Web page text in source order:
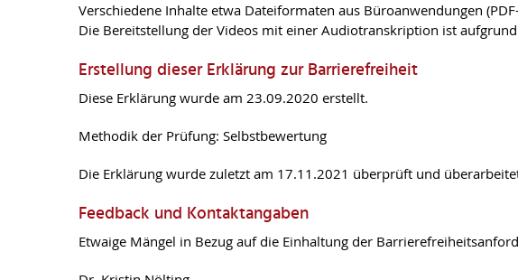
Verschiedene Inhalte etwa Dateiformaten aus Büroanwendungen
Die Bereitstellung der Videos mit einer Audiotranskription ist
Erstellung dieser Erklärung zur Barrierefreiheit
Diese Erklärung wurde am 23.09.2020 erstellt.
Methodik der Prüfung: Selbstbewertung
Die Erklärung wurde zuletzt am 17.11.2021 überprüft und
Feedback und Kontaktangaben
Etwaige Mängel in Bezug auf die Einhaltung der